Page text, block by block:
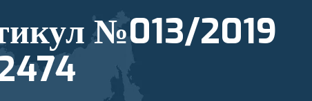
№013/2019